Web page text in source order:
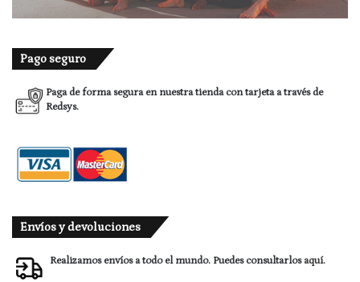
Pago seguro
Paga de forma segura en nuestra tienda con tarjeta a través de
Redsys.
Envíos y devoluciones
Realizamos envíos a todo el mundo. Puedes consultarlosaquí.